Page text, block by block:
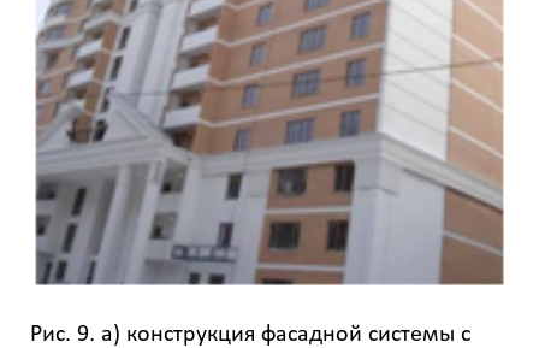
Рис. 9. а) конструкция фасадной системы с